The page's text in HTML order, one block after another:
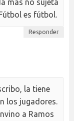
más no sujeta
es fútbol.
Responder
la tiene
los jugadores.
a Ramos